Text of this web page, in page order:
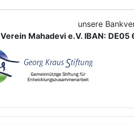
unsere
Verein Mahadevi e.V. IBAN: